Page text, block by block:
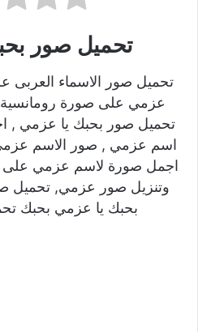
تحميل صور
تحميل صور الاسماء
عزمي على صورة رومانسية
تحميل صور بحبك يا عزمي ,
اسم عزمي , صور الاسم
اجمل صورة لاسم عزمي على
وتنزيل صور عزمي, تحميل
بحبك يا عزمي بحبك